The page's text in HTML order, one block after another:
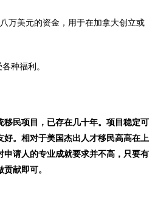
万美元的资金，用于在加拿大创立或
种福利。
移民项目，已存在几十年。项目稳定可
。相对于美国杰出人才移民高高在上
申请人的专业成就要求并不高，只要有
献即可。